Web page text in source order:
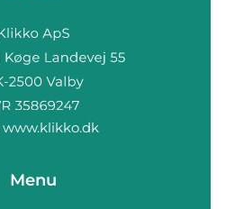
www.klikko.dk
Menu